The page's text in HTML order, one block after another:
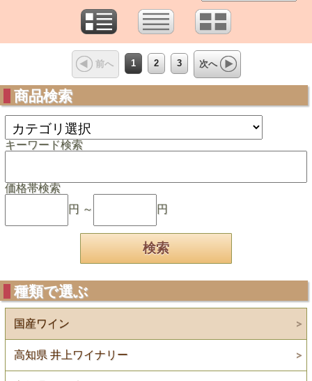
前へ 1 2 3 次へ
商品検索
キーワード検索
価格帯検索
円 ～
円
種類で選ぶ
国産ワイン
高知県 井上ワイナリー